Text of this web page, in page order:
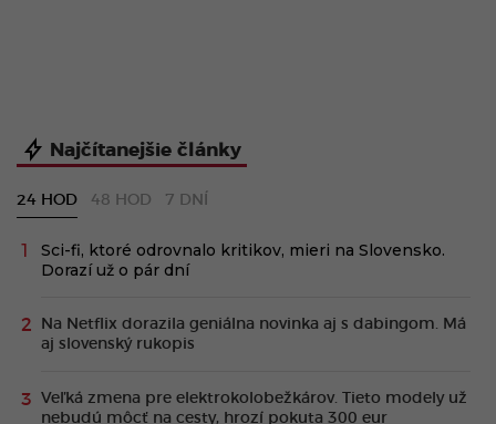
Najčítanejšie články
24 HOD 48 HOD 7 DNÍ
Sci-fi, ktoré odrovnalo kritikov, mieri na Slovensko.
Dorazí už o pár dní
Na Netflix dorazila geniálna novinka aj s dabingom. Má
aj slovenský rukopis
Veľká zmena pre elektrokolobežkárov. Tieto modely už
nebudú môcť na cesty, hrozí pokuta 300 eur